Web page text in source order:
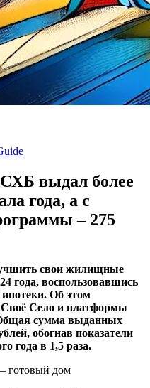
выдал более
года, а с
– 275
свои жилищные
года, воспользовавшись
Об этом
Своё Село и платформы
сумма выданных
обогнав показатели
года в 1,5 раза.
готовый дом